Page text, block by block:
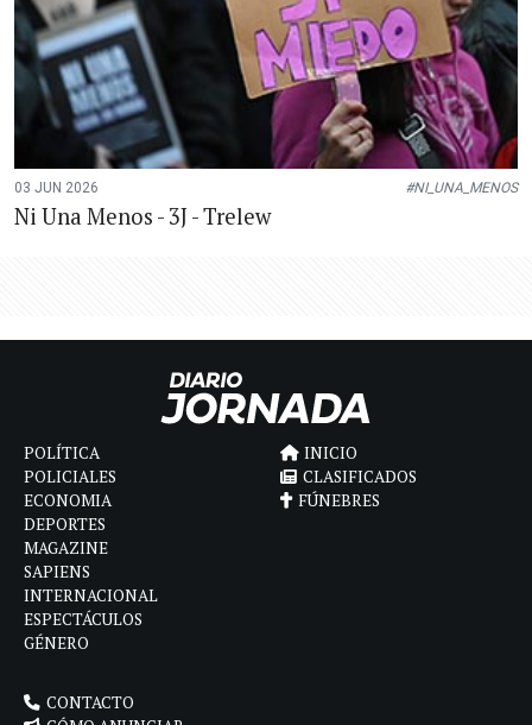
03 JUN 2026 #NI_UNA_MENOS
Ni Una Menos - 3J - Trelew
POLÍTICA
POLICIALES
ECONOMIA
DEPORTES
MAGAZINE
SAPIENS
INTERNACIONAL
ESPECTÁCULOS
GÉNERO
INICIO
CLASIFICADOS
FÚNEBRES
CONTACTO